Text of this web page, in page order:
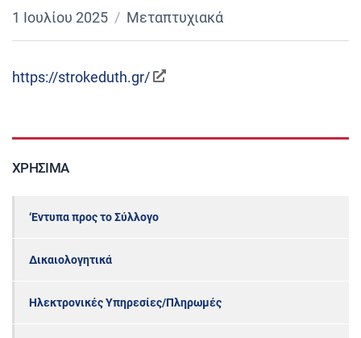
1 Ιουλίου 2025 Μεταπτυχιακά
https://strokeduth.gr/
ΧΡΉΣΙΜΑ
‘Εντυπα προς το Σύλλογο
Δικαιολογητικά
Ηλεκτρονικές Υπηρεσίες/Πληρωμές